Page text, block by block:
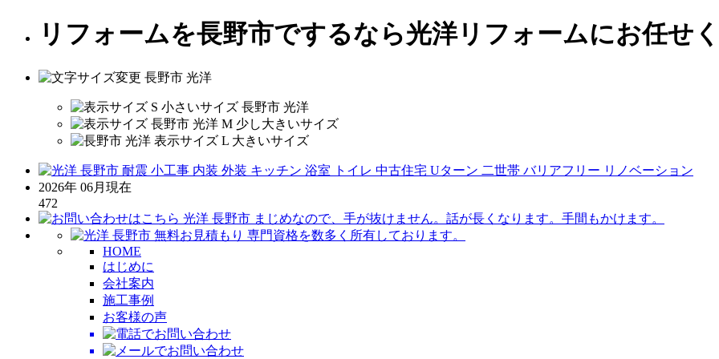
リフォームを長野市でするなら光洋リフォームにお任せ
2026年 06月現在
472
HOME
はじめに
会社案内
施工事例
お客様の声